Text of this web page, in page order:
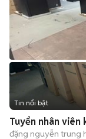
Tin nổi bật
Tuyển nhân
đặng nguyễn trung